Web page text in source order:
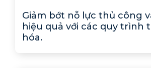
Giảm bớt nỗ lực thủ công
hiệu quả với các quy trình
hóa.